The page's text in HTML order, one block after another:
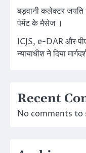
बड़वानी कलेक्टर जयति
पेमेंट के मैसेज ।
ICJS, e-DAR और
न्यायाधीश ने दिया
Recent
No comments to